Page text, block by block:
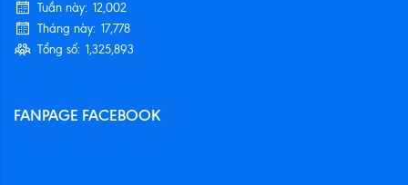
Tuần này: 12,002
Tháng này: 17,778
Tổng số: 1,325,893
FANPAGE FACEBOOK